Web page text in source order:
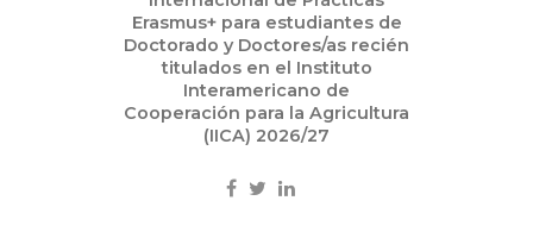
Erasmus+ para estudiantes de
Doctorado y Doctores/as recién
titulados en el Instituto
Interamericano de
Cooperación para la Agricultura
(IICA) 2026/27